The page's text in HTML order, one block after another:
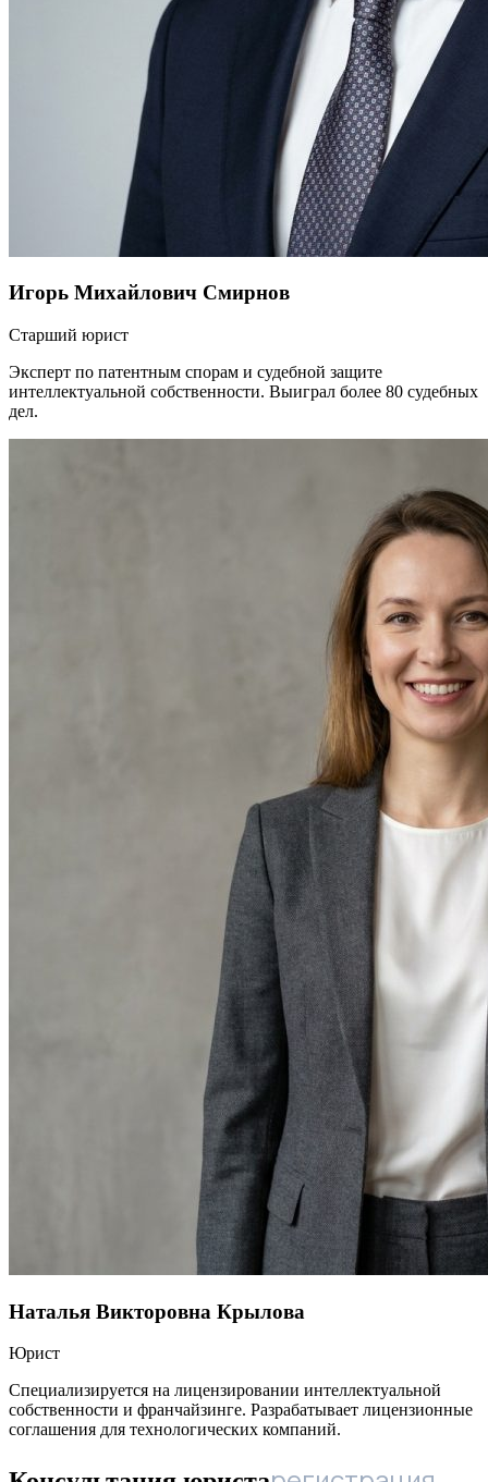
Игорь Михайлович Смирнов
Старший юрист
Эксперт по патентным спорам и судебной защите
интеллектуальной собственности. Выиграл более 80 судебных
дел.
Наталья Викторовна Крылова
Юрист
Специализируется на лицензировании интеллектуальной
собственности и франчайзинге. Разрабатывает лицензионные
соглашения для технологических компаний.